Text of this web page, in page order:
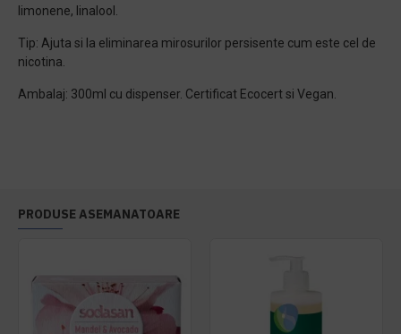
limonene, linalool.
Tip: Ajuta si la eliminarea mirosurilor persisente cum este cel de
nicotina.
Ambalaj: 300ml cu dispenser. Certificat Ecocert si Vegan.
PRODUSE ASEMANATOARE